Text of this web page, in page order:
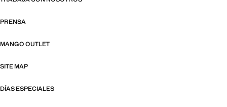
PRENSA
MANGO OUTLET
SITE MAP
DÍAS ESPECIALES